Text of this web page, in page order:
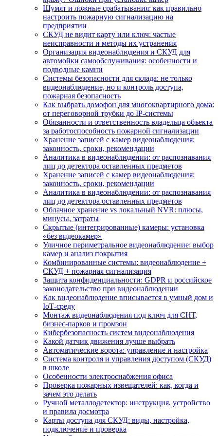
Шумят и ложные срабатывания: как правильно
настроить пожарную сигнализацию на
предприятии
СКУД не видит карту или ключ: частые
неисправности и методы их устранения
Организация видеонаблюдения и СКУД для
автомойки самообслуживания: особенности и
подводные камни
Системы безопасности для склада: не только
видеонаблюдение, но и контроль доступа,
пожарная безопасность
Как выбрать домофон для многоквартирного дома:
от переговорной трубки до IP-системы
Обязанности и ответственность владельца объекта
за работоспособность пожарной сигнализации
Хранение записей с камер видеонаблюдения:
законность, сроки, рекомендации
Аналитика в видеонаблюдении: от распознавания
лиц до детектора оставленных предметов
Хранение записей с камер видеонаблюдения:
законность, сроки, рекомендации
Аналитика в видеонаблюдении: от распознавания
лиц до детектора оставленных предметов
Облачное хранение vs локальный NVR: плюсы,
минусы, затраты
Скрытые (интегрированные) камеры: установка
«без видеокамер»
Уличное периметральное видеонаблюдение: выбор
камер и анализ покрытия
Комбинированные системы: видеонаблюдение +
СКУД + пожарная сигнализация
Защита конфиденциальности: GDPR и российское
законодательство при видеонаблюдении
Как видеонаблюдение вписывается в умный дом и
IoT‑среду
Монтаж видеонаблюдения под ключ для СНТ,
бизнес‑парков и промзон
Кибербезопасность систем видеонаблюдения
Какой датчик движения лучше выбрать
Автоматические ворота: управление и настройка
Система контроля и управления доступом (СКУД)
в школе
Особенности электроснабжения офиса
Проверка пожарных извещателей: как, когда и
зачем это делать
Ручной металлодетектор: инструкция, устройство
и правила досмотра
Карты доступа для СКУД: виды, настройка,
подключение и проверка